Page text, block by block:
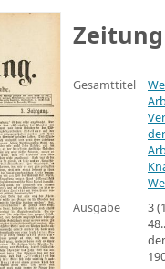
Zeitung
Gesamttitel
Ausgabe
3